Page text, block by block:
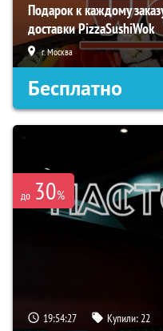
Подарок к каждому
доставки PizzaSushiWok
г. Москва
Бесплатно
до 30%
19:54:26 Купили:22